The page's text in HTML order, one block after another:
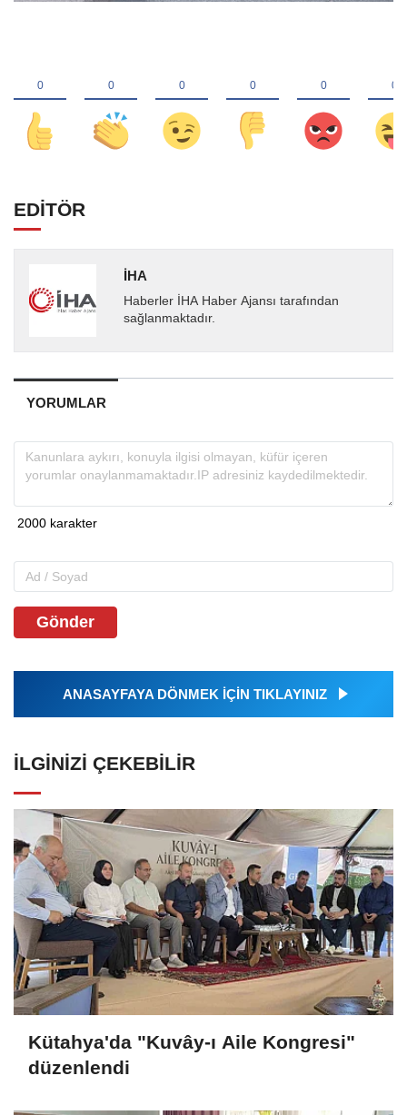
EDİTÖR
İHA
Haberler İHA Haber Ajansı tarafından
sağlanmaktadır.
YORUMLAR
Gönder
ANASAYFAYA DÖNMEK İÇİN TIKLAYINIZ
İLGINIZI ÇEKEBILIR
Kütahya'da "Kuvây-ı Aile Kongresi"
düzenlendi